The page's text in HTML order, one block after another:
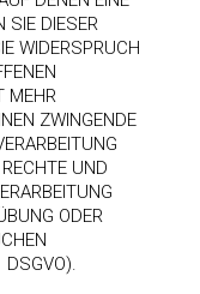
SIE DIESER
WIDERSPRUCH
MEHR
ZWINGENDE
UND
ODER
DSGVO).